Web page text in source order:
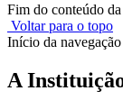
Fim do conteúdo
Voltar para o topo
Início da
A